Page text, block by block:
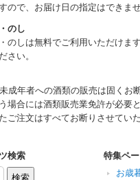
ので、お届け日の指定はできませ
のし
のしは無料でご利用いただけます
さい。
成年者への酒類の販売は固くお
場合には酒類販売業免許が必要
ご注文はすべてお断りさせていた
検索
特集ペ
お歳